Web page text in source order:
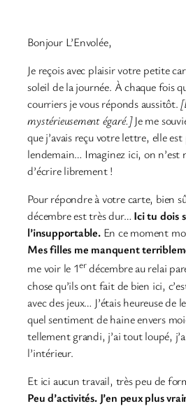
Bonjour L’Envolée,
Je reçois avec plaisir votre petite
soleil de la journée. À chaque fois
courriers je vous réponds aussitôt.
mystérieusement égaré.]Je me
que j’avais reçu votre lettre, elle
lendemain… Imaginez ici, on n’est
d’écrire librement !
Pour répondre à votre carte, bien
décembre est très dur… Ici tu dois
l’insupportable.En ce moment
Mes filles me manquent
me voir le 1erdécembre au relai
chose qu’ils ont fait de bien ici,
avec des jeux… J’étais heureuse de
quel sentiment de haine envers
tellement grandi, j’ai tout loupé,
l’intérieur.
Et ici aucun travail, très peu de
Peu d’activités. J’en peux plus